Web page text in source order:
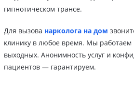
гипнотическом трансе.
Для вызова нарколога на дом
клинику в любое время. Мы работаем
выходных. Анонимность услуг и
пациентов — гарантируем.